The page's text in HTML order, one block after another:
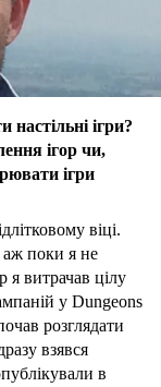
ігри?
ігор чи,
ігри
віці.
аж поки я не
я витрачав цілу
у Dungeons
розглядати
взявся
в